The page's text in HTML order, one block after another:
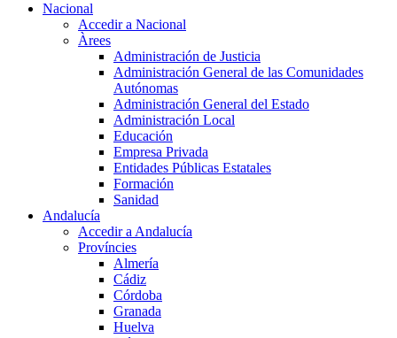
Nacional
Accedir a Nacional
Àrees
Administración de Justicia
Administración General de las Comunidades
Autónomas
Administración General del Estado
Administración Local
Educación
Empresa Privada
Entidades Públicas Estatales
Formación
Sanidad
Andalucía
Accedir a Andalucía
Províncies
Almería
Cádiz
Córdoba
Granada
Huelva